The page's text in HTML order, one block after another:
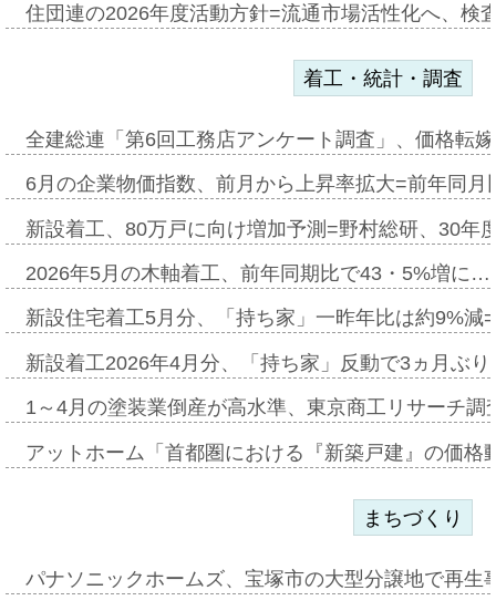
住団連の2026年度活動方針=流通市場活性化へ、検
着工・統計・調査
全建総連「第6回工務店アンケート調査」、価格転
6月の企業物価指数、前月から上昇率拡大=前年同
新設着工、80万戸に向け増加予測=野村総研、30年
2026年5月の木軸着工、前年同期比で43・5%増に…
新設住宅着工5月分、「持ち家」一昨年比は約9%
新設着工2026年4月分、「持ち家」反動で3ヵ月ぶ
1～4月の塗装業倒産が高水準、東京商工リサーチ
アットホーム「首都圏における『新築戸建』の価
まちづくり
パナソニックホームズ、宝塚市の大型分譲地で再